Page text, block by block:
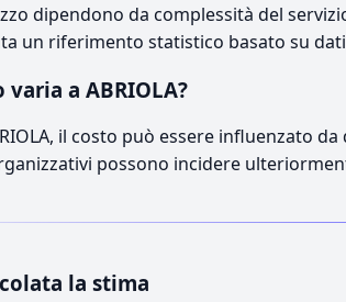
dipendono da complessità del
un riferimento statistico basato su
varia a ABRIOLA?
il costo può essere influenzato
possono incidere
la stima